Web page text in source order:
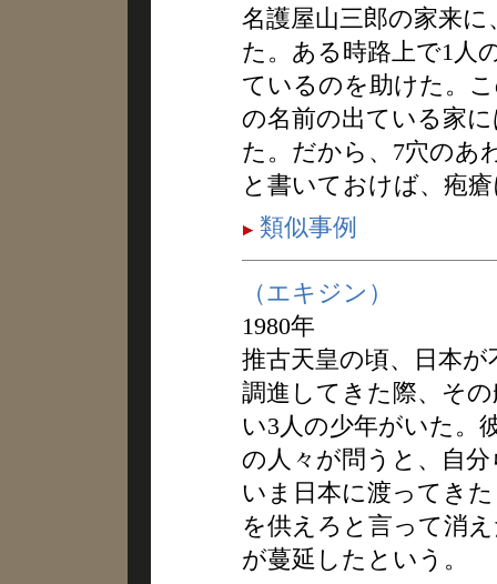
名護屋山三郎の家来
た。ある時路上で1人
ているのを助けた。
の名前の出ている家
た。だから、7穴のあ
と書いておけば、疱
類似事例
（エキジン）
1980年
推古天皇の頃、日本
調進してきた際、そ
い3人の少年がいた。
の人々が問うと、自
いま日本に渡ってき
を供えろと言って消
が蔓延したという。